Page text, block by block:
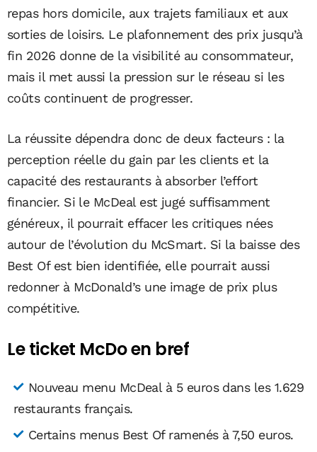
repas hors domicile, aux trajets familiaux et aux
sorties de loisirs. Le plafonnement des prix jusqu’à
fin 2026 donne de la visibilité au consommateur,
mais il met aussi la pression sur le réseau si les
coûts continuent de progresser.
La réussite dépendra donc de deux facteurs : la
perception réelle du gain par les clients et la
capacité des restaurants à absorber l’effort
financier. Si le McDeal est jugé suffisamment
généreux, il pourrait effacer les critiques nées
autour de l’évolution du McSmart. Si la baisse des
Best Of est bien identifiée, elle pourrait aussi
redonner à McDonald’s une image de prix plus
compétitive.
Le ticket McDo en bref
Nouveau menu McDeal à 5 euros dans les 1.629
restaurants français.
Certains menus Best Of ramenés à 7,50 euros.